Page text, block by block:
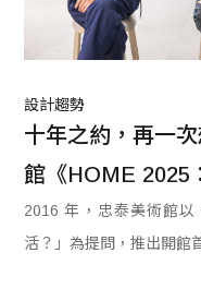
設計趨勢
十年之約，再一
館《HOME 2025
2016 年，忠泰美術館
活？」為提問，推出開館